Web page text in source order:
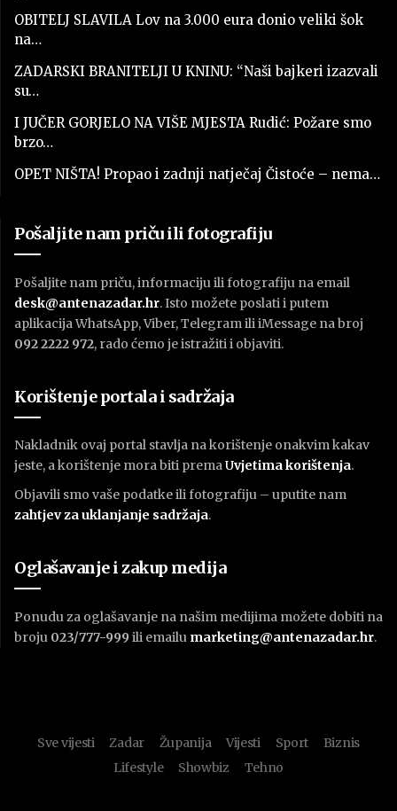
OBITELJ SLAVILA Lov na 3.000 eura donio veliki šok
na…
ZADARSKI BRANITELJI U KNINU: “Naši bajkeri izazvali
su…
I JUČER GORJELO NA VIŠE MJESTA Rudić: Požare smo
brzo…
OPET NIŠTA! Propao i zadnji natječaj Čistoće – nema…
Pošaljite nam priču ili fotografiju
Pošaljite nam priču, informaciju ili fotografiju na email
desk@antenazadar.hr. Isto možete poslati i putem
aplikacija WhatsApp, Viber, Telegram ili iMessage na broj
092 2222 972, rado ćemo je istražiti i objaviti.
Korištenje portala i sadržaja
Nakladnik ovaj portal stavlja na korištenje onakvim kakav
jeste, a korištenje mora biti premaUvjetima korištenja.
Objavili smo vaše podatke ili fotografiju – uputite nam
zahtjev za uklanjanje sadržaja.
Oglašavanje i zakup medija
Ponudu za oglašavanje na našim medijima možete dobiti na
broju 023/777-999 ili emailu marketing@antenazadar.hr.
Sve vijesti Zadar Županija Vijesti Sport
Biznis
Lifestyle
Showbiz Tehno